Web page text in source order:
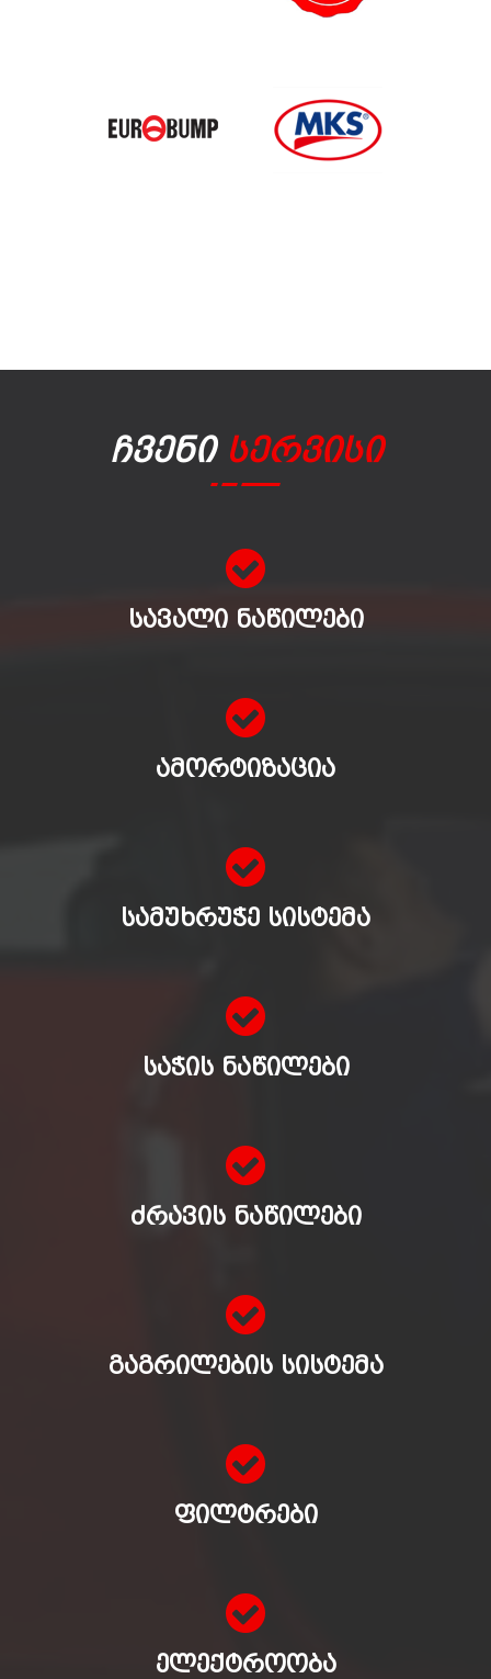
Ჩვენი Სერვისი
ᲡᲐᲕᲐᲚᲘ ᲜᲐᲬᲘᲚᲔᲑᲘ
ᲐᲛᲝᲠᲢᲘᲖᲐᲪᲘᲐ
ᲡᲐᲛᲣᲮᲠᲣᲭᲔ ᲡᲘᲡᲢᲔᲛᲐ
ᲡᲐᲭᲘᲡ ᲜᲐᲬᲘᲚᲔᲑᲘ
ᲫᲠᲐᲕᲘᲡ ᲜᲐᲬᲘᲚᲔᲑᲘ
ᲒᲐᲒᲠᲘᲚᲔᲑᲘᲡ ᲡᲘᲡᲢᲔᲛᲐ
ᲤᲘᲚᲢᲠᲔᲑᲘ
ᲔᲚᲔᲥᲢᲠᲝᲝᲑᲐ